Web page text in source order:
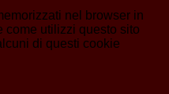
nel browser in
come utilizzi questo sito
di questi cookie